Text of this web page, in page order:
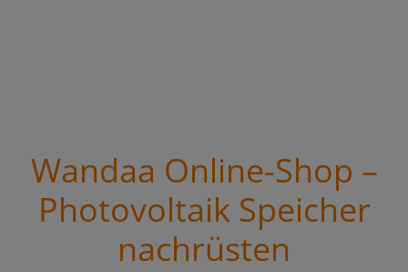
Wandaa Online-Shop –
Photovoltaik Speicher
nachrüsten